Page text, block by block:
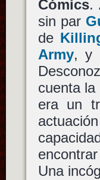
Cómics.
sin par
de
Army, y
cuenta
era un
Una